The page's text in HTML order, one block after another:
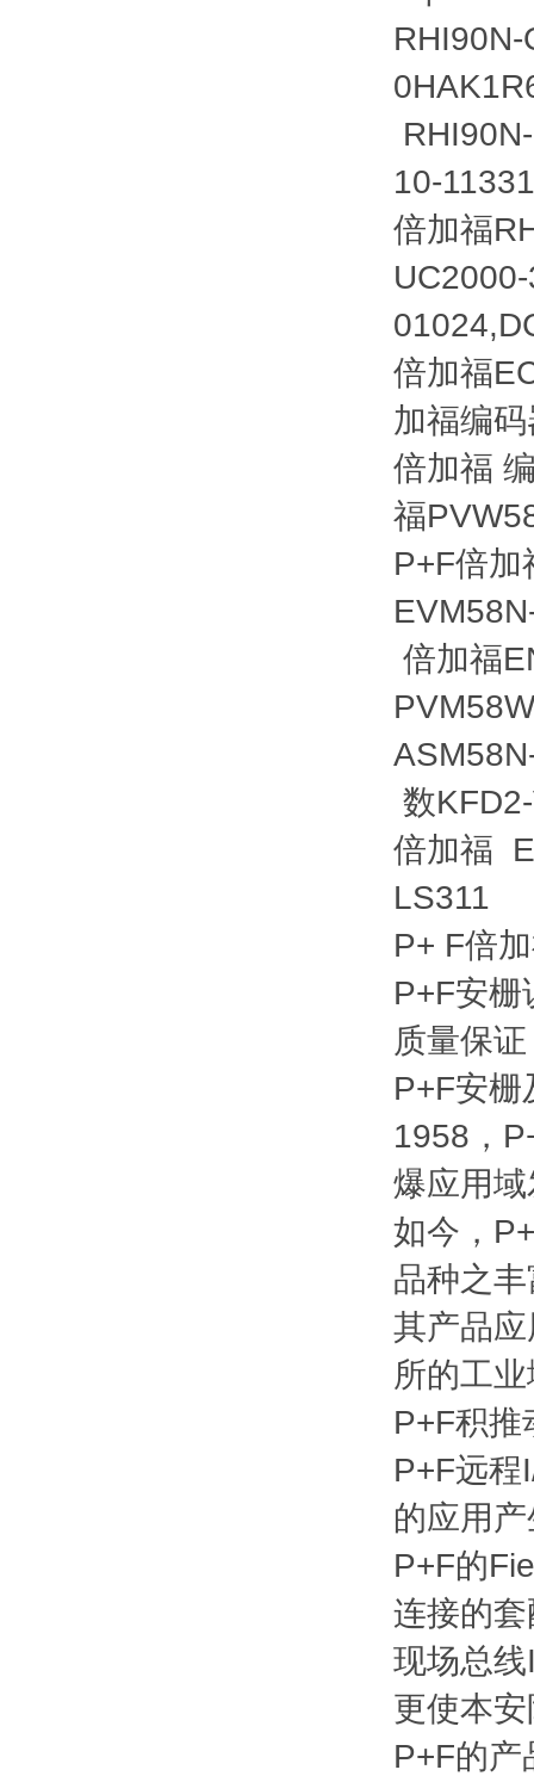
10-
倍加福
倍加福
加福编
倍加福
福
P+F倍
倍加福
数
倍加福
LS311
P+ F倍
P+F安栅
质量保
P+F安
1958，
爆应用
如今，
品种之
其产品
所的工
P+F积推
P+F远
的应用
P+F的
连接的
现场总
更使本
P+F的产